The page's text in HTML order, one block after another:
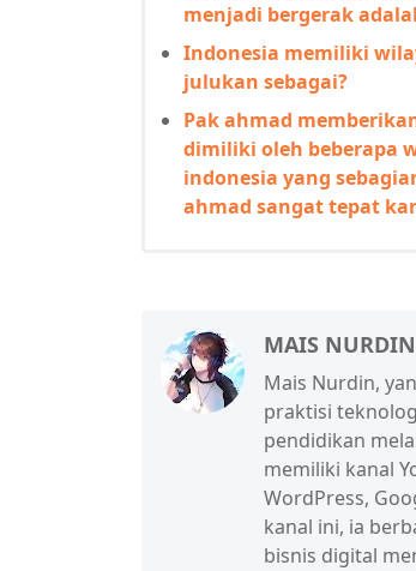
menjadi bergerak
Indonesia memiliki
julukan sebagai?
Pak ahmad
dimiliki oleh beberapa
indonesia yang
ahmad sangat tepat
MAIS NURDIN
Mais Nurdin,
praktisi
pendidikan
memiliki kanal
WordPress,
kanal ini, ia
bisnis digital